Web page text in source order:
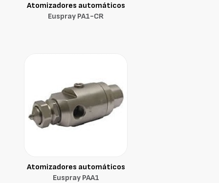
Atomizadores automáticos
Euspray PA1-CR
Atomizadores automáticos
Euspray PAA1